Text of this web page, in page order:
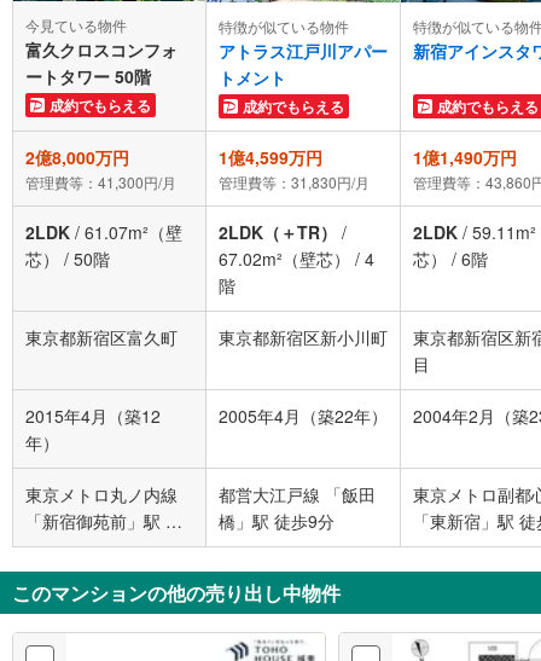
今見ている物件
富久クロスコンフォ
ートタワー 50階
成約でもらえる
特徴が似ている物件
アトラス江戸川アパー
トメント
成約でもらえる
特徴が似ている物
新宿アインスタ
成約でもらえる
2億8,000万円
管理費等：41,300円/月
1億4,599万円
管理費等：31,830円/月
1億1,490万円
管理費等：43,860
2LDK / 61.07m²（壁
芯）
/ 50階
2LDK（＋TR） /
67.02m²（壁芯）
/ 4
階
2LDK /
芯）
/ 6階
東京都新宿区富久町 東京都新宿区新小川町
東京都新宿区新
目
2015年4月（築12
年）
2005年4月（築22年） 2004年2月（築
東京メトロ丸ノ内線
「新宿御苑前」駅 徒
歩5分
都営大江戸線 「飯田
橋」駅 徒歩9分
東京メトロ副都
「東新宿」駅
このマンションの他の売り出し中物件